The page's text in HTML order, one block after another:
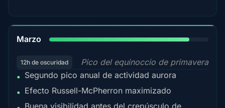
Marzo
12h de oscuridad
Pico del equinoccio de primavera
• Segundo pico anual de actividad aurora
• Efecto Russell-McPherron maximizado
Buena visibilidad antes del crepúsculo de